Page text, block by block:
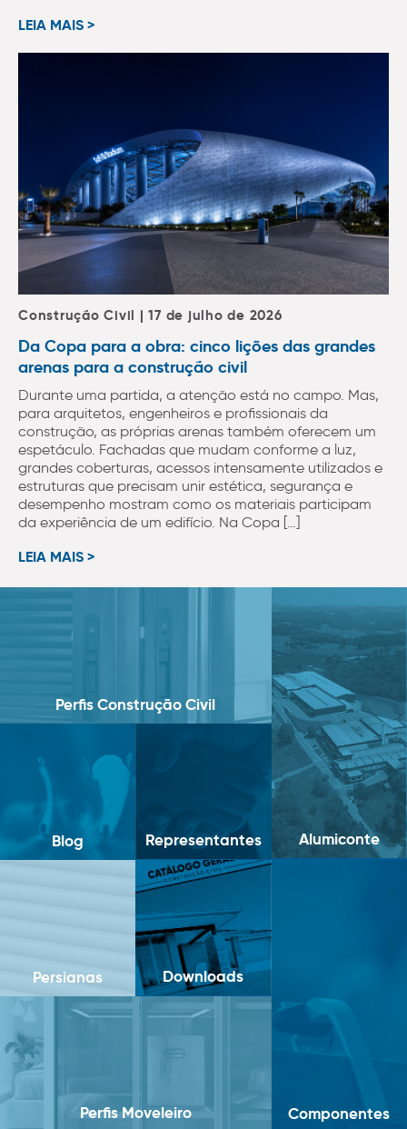
LEIA MAIS >
Construção Civil | 17 de julho de 2026
Da Copa para a obra: cinco lições das grandes
arenas para a construção civil
Durante uma partida, a atenção está no campo. Mas,
para arquitetos, engenheiros e profissionais da
construção, as próprias arenas também oferecem um
espetáculo. Fachadas que mudam conforme a luz,
grandes coberturas, acessos intensamente utilizados e
estruturas que precisam unir estética, segurança e
desempenho mostram como os materiais participam
da experiência de um edifício. Na Copa […]
LEIA MAIS >
Perfis Construção Civil
Alumiconte
Blog Representantes
Componentes
Persianas Downloads
Perfis Moveleiro